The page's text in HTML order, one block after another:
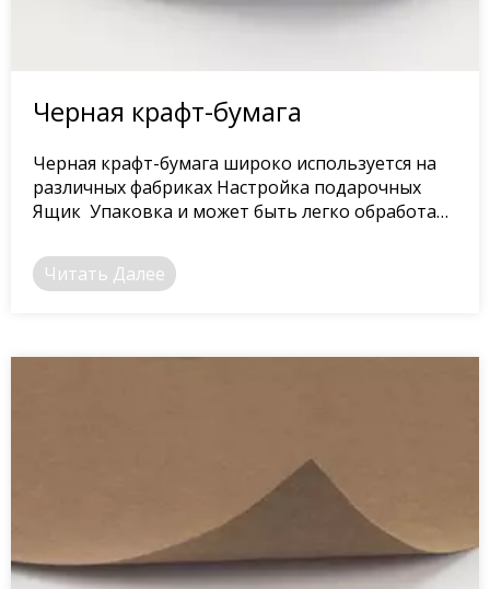
Черная крафт-бумага
Черная крафт-бумага широко используется на
различных фабриках Настройка подарочных
Ящик Упаковка и может быть легко обработана
Читать Далее